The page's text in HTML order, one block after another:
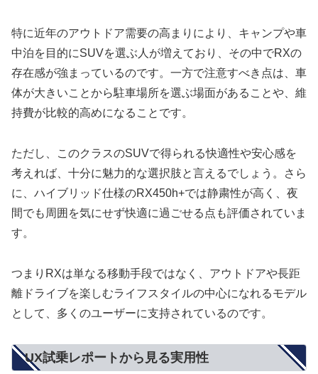
特に近年のアウトドア需要の高まりにより、キャンプや車
中泊を目的にSUVを選ぶ人が増えており、その中でRXの
存在感が強まっているのです。一方で注意すべき点は、車
体が大きいことから駐車場所を選ぶ場面があることや、維
持費が比較的高めになることです。
ただし、このクラスのSUVで得られる快適性や安心感を
考えれば、十分に魅力的な選択肢と言えるでしょう。さら
に、ハイブリッド仕様のRX450h+では静粛性が高く、夜
間でも周囲を気にせず快適に過ごせる点も評価されていま
す。
つまりRXは単なる移動手段ではなく、アウトドアや長距
離ドライブを楽しむライフスタイルの中心になれるモデル
として、多くのユーザーに支持されているのです。
UX試乗レポートから見る実用性